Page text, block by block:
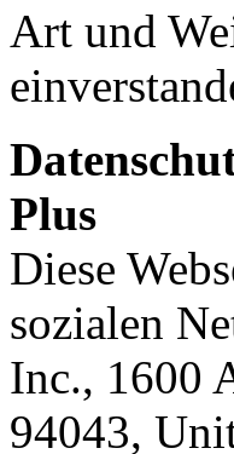
Art und
Plus
Diese
sozialen
Inc., 1600
94043,